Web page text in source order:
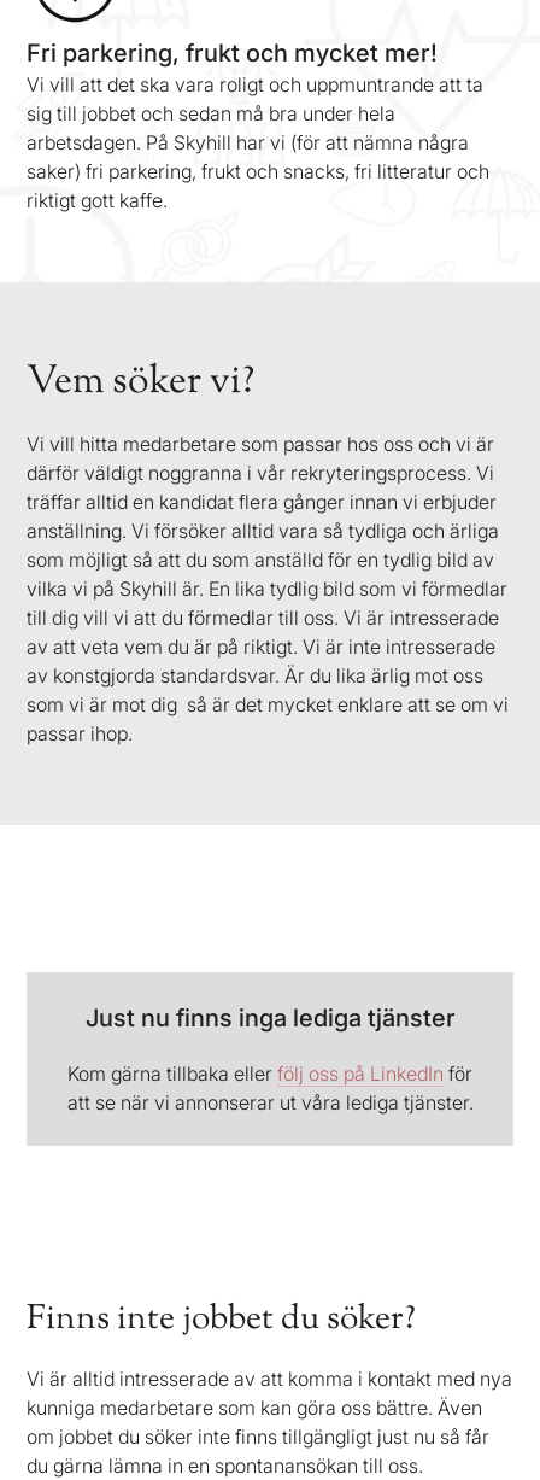
Fri parkering, frukt och mycket mer!
Vi vill att det ska vara roligt och uppmuntrande att ta
sig till jobbet och sedan må bra under hela
arbetsdagen. På Skyhill har vi (för att nämna några
saker) fri parkering, frukt och snacks, fri litteratur och
riktigt gott kaffe.
Vem söker vi?
Vi vill hitta medarbetare som passar hos oss och vi är
därför väldigt noggranna i vår rekryteringsprocess. Vi
träffar alltid en kandidat flera gånger innan vi erbjuder
anställning. Vi försöker alltid vara så tydliga och ärliga
som möjligt så att du som anställd för en tydlig bild av
vilkavi på Skyhill är. En lika tydlig bild som vi förmedlar
till dig vill vi att du förmedlar till oss. Vi är intresserade
av att veta vem du är på riktigt. Vi är inte intresserade
av konstgjorda standardsvar. Är du lika ärlig mot oss
som vi är mot dig så är det mycket enklare att se om vi
passar ihop.
Just nu finns inga lediga tjänster
Kom gärna tillbaka eller följ oss på LinkedIn för
att se när vi annonserar ut våra lediga tjänster.
Finns inte jobbet du söker?
Vi är alltid intresserade av att komma i kontakt med nya
kunniga medarbetare som kan göra oss bättre. Även
om jobbet du söker inte finns tillgängligt just nu så får
du gärna lämna in en spontanansökan till oss.